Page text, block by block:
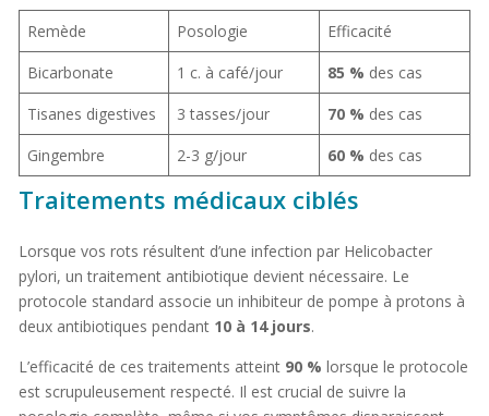
Remède Posologie
Efficacité
Bicarbonate
1 c. à café/jour 85 % des cas
Tisanes digestives
3 tasses/jour 70 % des cas
Gingembre
2-3 g/jour 60 % des cas
Traitements médicaux ciblés
Lorsque vos rots résultent d’une infection par Helicobacter
pylori, un traitement antibiotique devient nécessaire. Le
protocole standard associe un inhibiteur de pompe à protons à
deux antibiotiques pendant 10 à 14 jours.
L’efficacité de ces traitements atteint 90 % lorsque le protocole
est scrupuleusement respecté. Il est crucial de suivre la